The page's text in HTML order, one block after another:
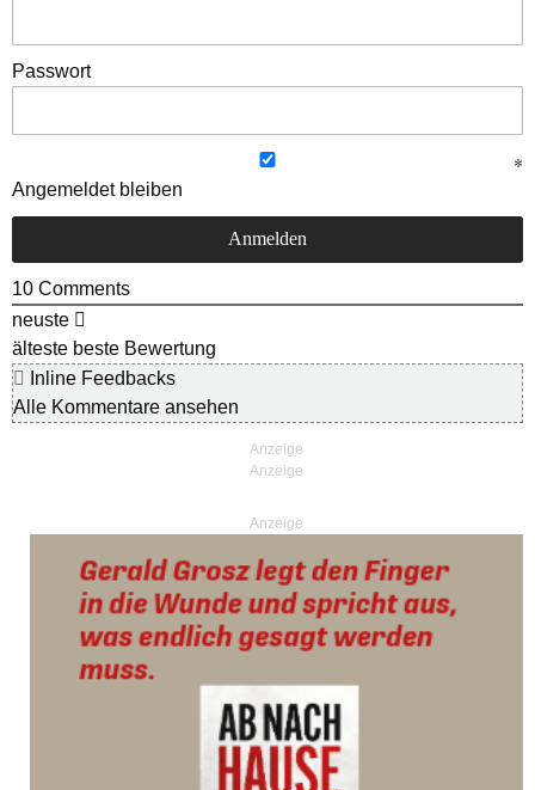
Passwort
Angemeldet bleiben
10 Comments
neuste
älteste beste Bewertung
Inline Feedbacks
Alle Kommentare ansehen
Anzeige